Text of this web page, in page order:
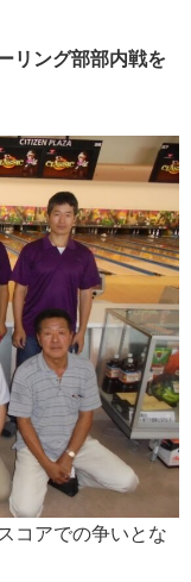
リング部部内戦を
コアでの争いとな